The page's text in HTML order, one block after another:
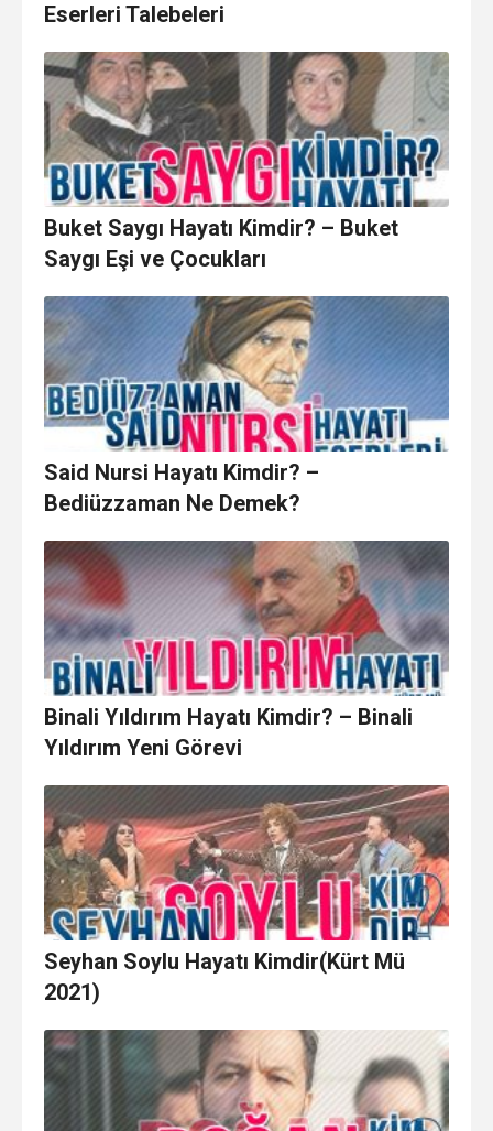
Eserleri Talebeleri
Buket Saygı Hayatı Kimdir? – Buket
Saygı Eşi ve Çocukları
Said Nursi Hayatı Kimdir? –
Bediüzzaman Ne Demek?
Binali Yıldırım Hayatı Kimdir? – Binali
Yıldırım Yeni Görevi
Seyhan Soylu Hayatı Kimdir(Kürt Mü
2021)